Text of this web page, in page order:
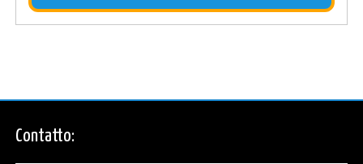
Contatto: